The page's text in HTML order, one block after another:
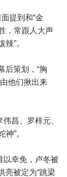
提到和“金
，常跟人大声
”。
后策划，“胸
他们揪出来
昌、罗梓元、
”。
以幸免，卢冬被
亮被定为“跳梁